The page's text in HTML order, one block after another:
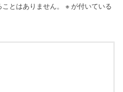
とはありません。 ※が付いている